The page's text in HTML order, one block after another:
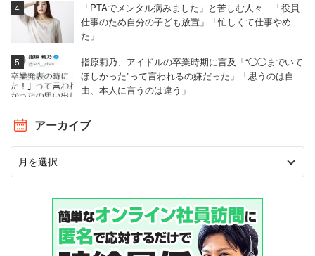
「PTAでメンタル病みました」と苦しむ人々 「役員
仕事のため自分の子ども放置」「忙しくて仕事やめ
た」
指原莉乃、アイドルの卒業時期に言及「“◯◯までいて
ほしかった”って言われるの嫌だった」「思うのは自
由、本人に言うのは違う」
アーカイブ